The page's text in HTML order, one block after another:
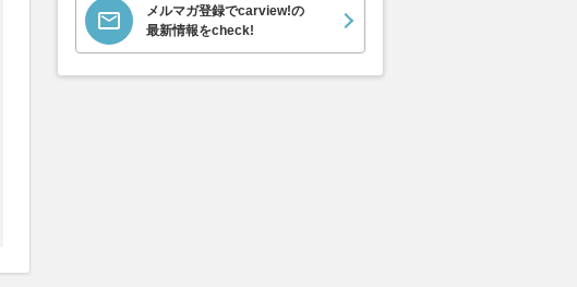
メルマガ登録でcarview!の
最新情報をcheck!